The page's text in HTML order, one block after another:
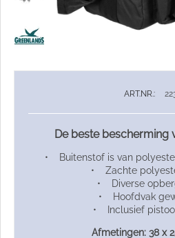
ART.NR.:
De beste bescherming
• Buitenstof is van
• Zachte
• Diverse
• Hoofdvak
• Inclusief
Afmetingen: 38 x